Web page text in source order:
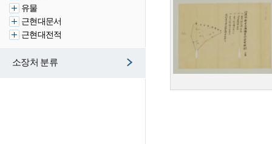
유물
근현대문서
근현대전적
소장처 분류